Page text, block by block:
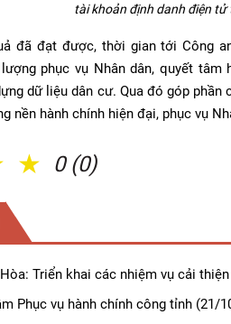
tài khoản định danh điện tử
đã đạt được, thời gian tới Công
phục vụ Nhân dân, quyết
dữ liệu dân cư. Qua đó góp
nền hành chính hiện đại, phục vụ
0 (0)
5 Sao
4 Sao
Triển khai các nhiệm vụ cải
Phục vụ hành chính công tỉnh (21/